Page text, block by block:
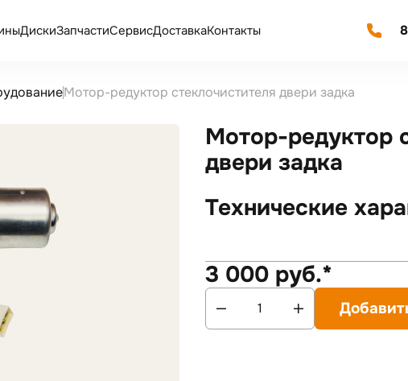
ДискиЗапчастиСервисДоставкаКонтакты
Мотор-редуктор стеклочистителя двери задка
Мотор-редуктор
двери задка
Технические
3 000 руб.*